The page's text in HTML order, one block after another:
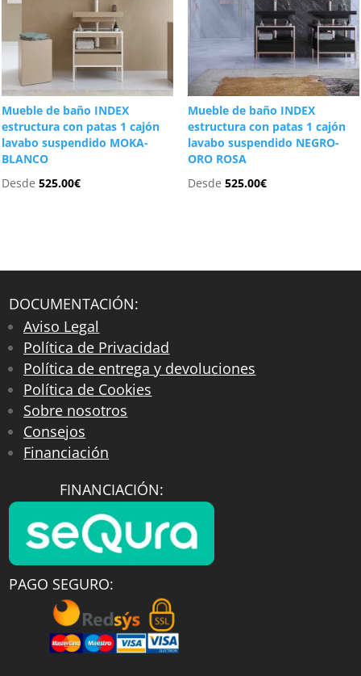
Mueble de baño INDEX
estructura con patas 1 cajón
lavabo suspendido MOKA-
BLANCO
Desde525.00€
Mueble de baño INDEX
estructura con patas 1 cajón
lavabo suspendido NEGRO-
ORO ROSA
Desde 525.00€
DOCUMENTACIÓN:
Aviso Legal
Política de Privacidad
Política de entrega y devoluciones
Política de Cookies
Sobre nosotros
Consejos
Financiación
FINANCIACIÓN:
PAGO SEGURO: